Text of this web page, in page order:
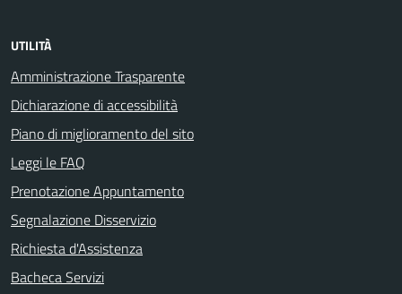
UTILITÀ
Amministrazione Trasparente
Dichiarazione di accessibilità
Piano di miglioramento del sito
Leggi le FAQ
Prenotazione Appuntamento
Segnalazione Disservizio
Richiesta d'Assistenza
Bacheca Servizi